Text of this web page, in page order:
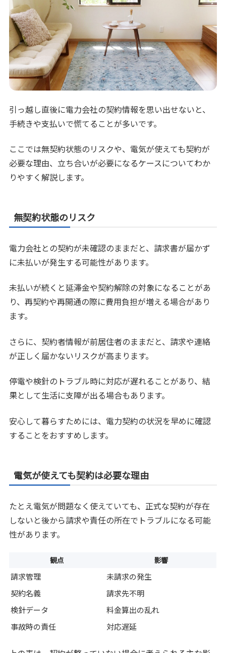
引っ越し直後に電力会社の契約情報を思い出せないと、
手続きや支払いで慌てることが多いです。
ここでは無契約状態のリスクや、電気が使えても契約が
必要な理由、立ち合いが必要になるケースについてわか
りやすく解説します。
無契約状態のリスク
電力会社との契約が未確認のままだと、請求書が届かず
に未払いが発生する可能性があります。
未払いが続くと延滞金や契約解除の対象になることがあ
り、再契約や再開通の際に費用負担が増える場合があり
ます。
さらに、契約者情報が前居住者のままだと、請求や連絡
が正しく届かないリスクが高まります。
停電や検針のトラブル時に対応が遅れることがあり、結
果として生活に支障が出る場合もあります。
安心して暮らすためには、電力契約の状況を早めに確認
することをおすすめします。
電気が使えても契約は必要な理由
たとえ電気が問題なく使えていても、正式な契約が存在
しないと後から請求や責任の所在でトラブルになる可能
性があります。
観点 影響
請求管理
未請求の発生
契約名義
請求先不明
検針データ
料金算出の乱れ
事故時の責任
対応遅延